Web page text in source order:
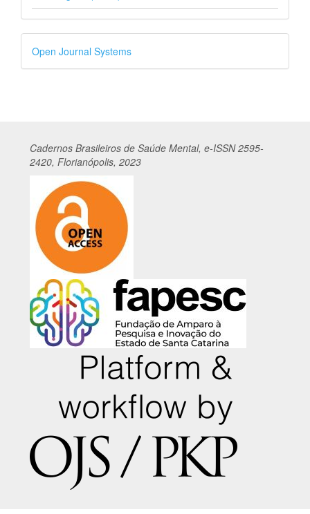
Desenvolvido
por
Open Journal Systems
Cadernos Brasileiros de Saúde Mental, e-ISSN 2595-
2420, Florianópolis, 2023